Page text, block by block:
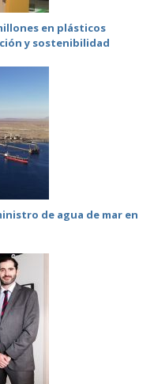
en plásticos
y sostenibilidad
de agua de mar en